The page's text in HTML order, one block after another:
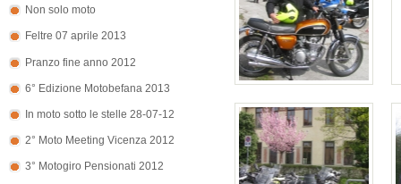
Non solo moto
Feltre 07 aprile 2013
Pranzo fine anno 2012
6° Edizione Motobefana 2013
In moto sotto le stelle 28-07-12
2° Moto Meeting Vicenza 2012
3° Motogiro Pensionati 2012